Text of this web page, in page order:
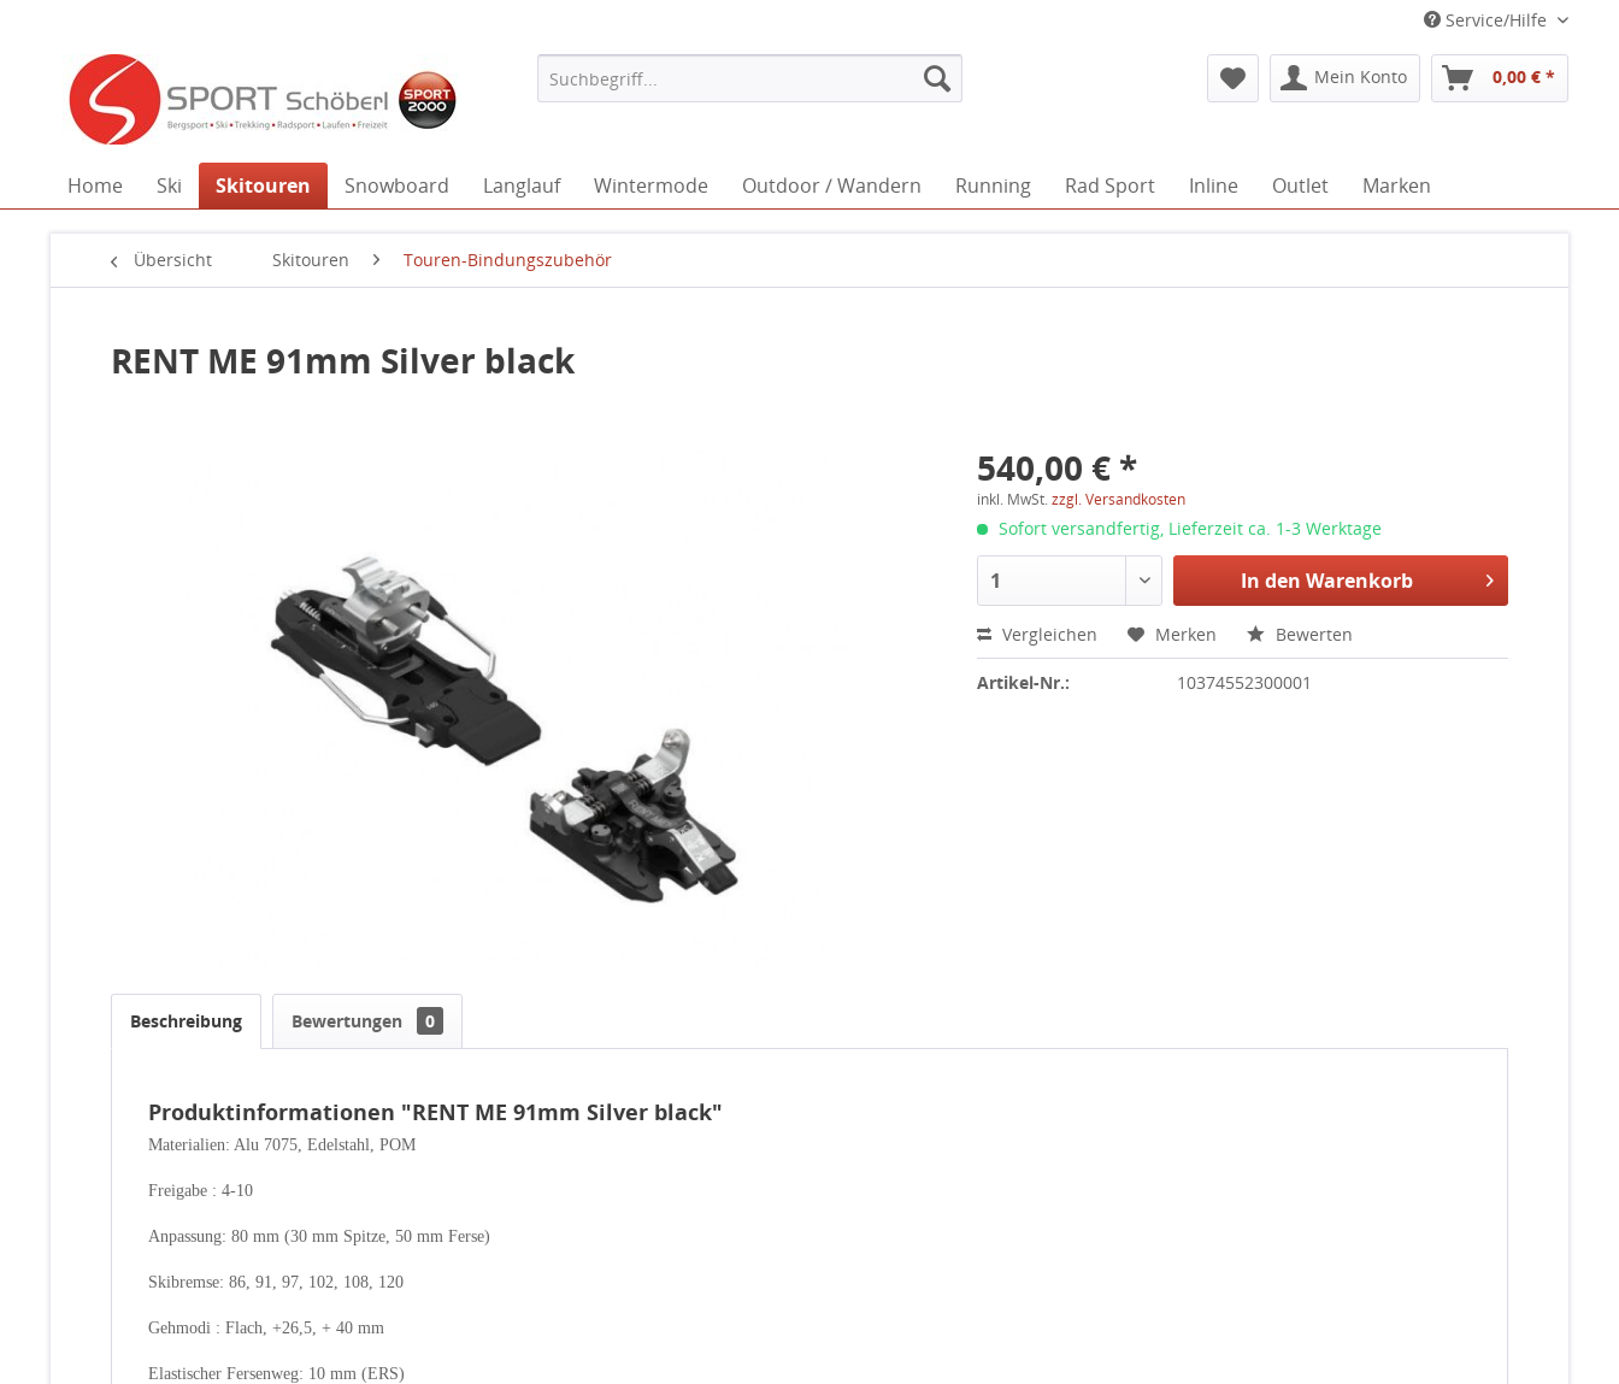
Service/Hilfe
Mein Konto 0,00 € *
Home Ski Skitouren Snowboard Langlauf Wintermode Outdoor / Wandern Running Rad Sport Inline Outlet Marken
Übersicht Skitouren Touren-Bindungszubehör
RENT ME 91mm Silver black
540,00 € *
inkl. MwSt.zzgl. Versandkosten
Sofort versandfertig, Lieferzeit ca. 1-3 Werktage
In den Warenkorb
Vergleichen Merken Bewerten
Artikel-Nr.: 10374552300001
Beschreibung Bewertungen 0
Produktinformationen "RENT ME 91mm Silver black"
Materialien: Alu 7075, Edelstahl, POM
Freigabe : 4-10
Anpassung: 80 mm (30 mm Spitze, 50 mm Ferse)
Skibremse: 86, 91, 97, 102, 108, 120
Gehmodi : Flach, +26,5, + 40 mm
Elastischer Fersenweg: 10 mm (ERS)